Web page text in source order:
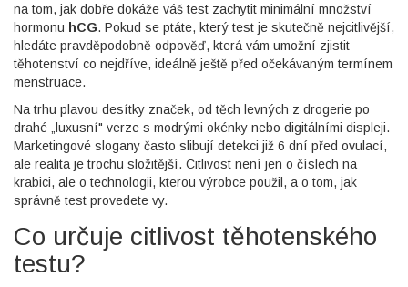
na tom, jak dobře dokáže váš test zachytit minimální množství
hormonu hCG. Pokud se ptáte, který test je skutečně nejcitlivější,
hledáte pravděpodobně odpověď, která vám umožní zjistit
těhotenství co nejdříve, ideálně ještě před očekávaným termínem
menstruace.
Na trhu plavou desítky značek, od těch levných z drogerie po
drahé „luxusní" verze s modrými okénky nebo digitálními displeji.
Marketingové slogany často slibují detekci již 6 dní před ovulací,
ale realita je trochu složitější. Citlivost není jen o číslech na
krabici, ale o technologii, kterou výrobce použil, a o tom, jak
správně test provedete vy.
Co určuje citlivost těhotenského
testu?